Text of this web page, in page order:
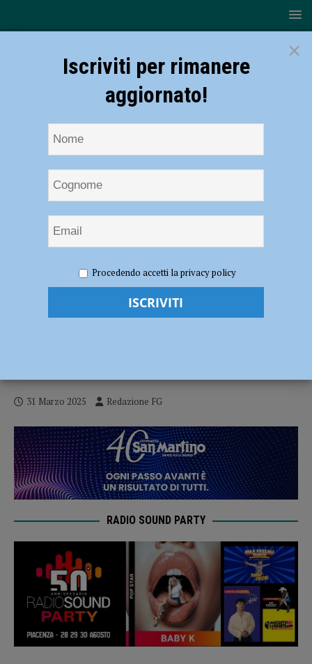
palazzina abbandonata 122 biglietti del bus rubati e materiale per
confezionare droga, denunciato
Nella palazzina abbandonata 122 biglietti
31 Marzo 2025 Redazione FG
RADIO SOUND PARTY
×
Iscriviti per rimanere
aggiornato!
Procedendo accetti la privacy policy